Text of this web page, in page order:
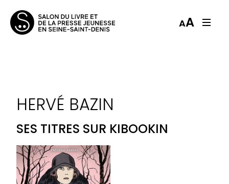
AA
HERVÉ BAZIN
SES TITRES SUR KIBOOKIN